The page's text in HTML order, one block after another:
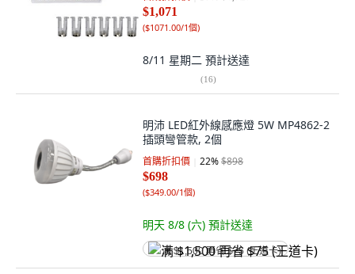
$1,071
($1071.00/1個)
8/11 星期二 預計送達
(16)
明沛 LED紅外線感應燈 5W MP4862-2
插頭彎管款, 2個
首購折扣價 22%$898
$698
($349.00/1個)
明天 8/8 (六) 預計送達
满 $1,500 再省 $75 (王道卡)